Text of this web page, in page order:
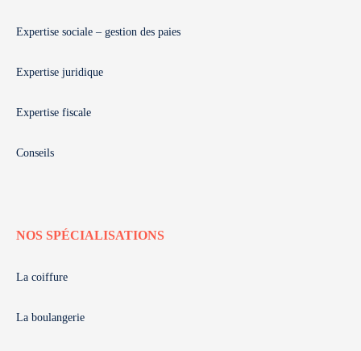
Expertise sociale – gestion des paies
Expertise juridique
Expertise fiscale
Conseils
NOS SPÉCIALISATIONS
La coiffure
La boulangerie